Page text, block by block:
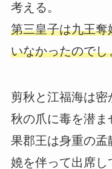
考える。
第三皇子は九王
いなかったのでし
剪秋と江福海は
秋の爪に毒を潜ま
果郡王は身重の孟
嬈を伴って出席し